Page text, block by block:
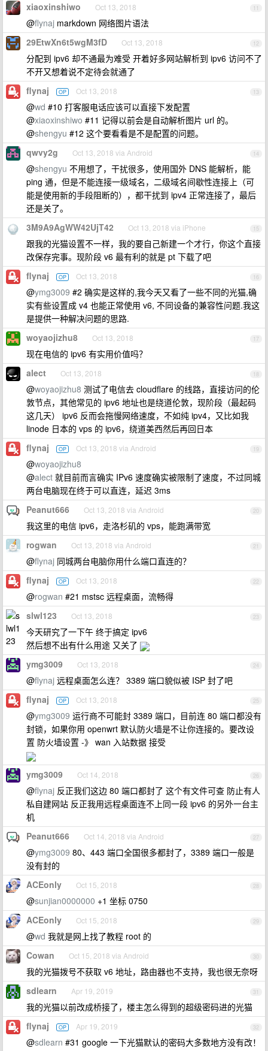
11
xiaoxinshiwo Oct 13, 2018
@flynaj markdown 网络图片语法
12
29EtwXn6t5wgM3fD Oct 13, 2018
分配到 ipv6 却不通最为难受 开着好多网站解析到 ipv6 访问不了
不开又想着说不定待会就通了
13
flynaj OP Oct 13, 2018
@wd #10 打客服电话应该可以直接下发配置
@xiaoxinshiwo #11 记得以前会是自动解析图片 url 的。
@shengyu #12 这个要看看是不是配置的问题。
14
qwvy2g Oct 13, 2018 via Android
@shengyu 不用想了，干扰很多，使用国外 DNS 能解析，能
ping 通，但是不能连接一级域名，二级域名间歇性连接上（可
能是使用新的手段阻断的），都干扰到 ipv4 正常连接了，最后
还是关了。
15
3M9A9AgWW42UjT42 Oct 13, 2018 via iPhone
跟我的光猫设置不一样，我的要自己新建一个才行，你这个直接
改保存完事。现阶段 v6 最有利的就是 pt 下载了吧
16
flynaj OP Oct 13, 2018
@ymg3009 #2 确实是这样的,我今天又看了一些不同的光猫,确
实有些设置成 v4 也能正常使用 v6, 不同设备的兼容性问题.我这
是提供一种解决问题的思路.
17
woyaojizhu8 Oct 13, 2018
现在电信的 ipv6 有实用价值吗？
18
alect Oct 13, 2018
@woyaojizhu8 测试了电信去 cloudflare 的线路，直接访问的伦
敦节点，其他常见的 ipv6 地址也是绕道伦敦，现阶段（最起码
这几天） ipv6 反而会拖慢网络速度，不如纯 ipv4，又比如我
linode 日本的 vps 的 ipv6，绕道美西然后再回日本
19
flynaj OP Oct 13, 2018 via Android
@woyaojizhu8
@alect 就目前而言确实 IPv6 速度确实被限制了速度，不过同城
两台电脑现在终于可以直连，延迟 3ms
20
Peanut666 Oct 13, 2018 via Android
我这里的电信 ipv6，走洛杉矶的 vps，能跑满带宽
21
rogwan Oct 13, 2018 via Android
@flynaj 同城两台电脑你用什么端口直连的？
22
flynaj OP Oct 13, 2018
@rogwan #21 mstsc 远程桌面，流畅得
23
slwl123 Oct 13, 2018
今天研究了一下午 终于搞定 ipv6
然后想不出有什么用途 又关了
24
ymg3009 Oct 13, 2018
@flynaj 远程桌面怎么连？ 3389 端口貌似被 ISP 封了吧
25
flynaj OP Oct 13, 2018
@ymg3009 运行商不可能封 3389 端口，目前连 80 端口都没有
封锁，如果你用 openwrt 默认防火墙是不让你连接的。要改设
置 防火墙设置 -》 wan 入站数据 接受
26
ymg3009 Oct 14, 2018
@flynaj 反正我们这边 80 端口都封了 这个有文件可查 防止有人
私自建网站 反正我用远程桌面连不上同一段 ipv6 的另外一台主
机
27
Peanut666 Oct 14, 2018 via Android
@ymg3009 80、443 端口全国很多都封了，3389 端口一般是
没有封的
28
ACEonly Oct 15, 2018
@sunjian0000000 +1 坐标 0750
29
ACEonly Oct 15, 2018
@wd 我就是网上找了教程 root 的
30
Cowan Oct 15, 2018 via Android
我的光猫拨号不获取 v6 地址，路由器也不支持，我也很无奈呀
31
sdlearn Apr 19, 2019
我的光猫以前改成桥接了，楼主怎么得到的超级密码进的光猫
32
flynaj OP Apr 19, 2019
@sdlearn #31 google 一下光猫默认的密码大多数地方没有改！